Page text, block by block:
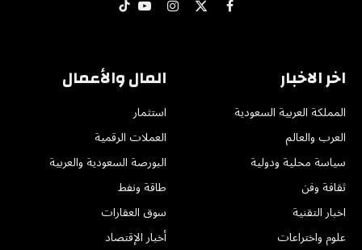
فيسبوك
X الانستغراميوتيوبتيكتوك
اخر الاخبار
المملكة العربية السعودية
العرب والعالم
سياسة محلية ودولية
ثقافة وفن
اخبار التقنية
علوم واختراعات
المال والأعمال
استثمار
العملات الرقمية
البورصة السعودية والعربية
طاقة ونفط
سوق العقارات
أخبار الإقتصاد